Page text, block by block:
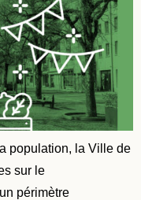
population, la Ville de
sur le
périmètre